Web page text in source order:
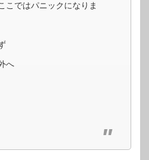
こではパニックになりま
へ